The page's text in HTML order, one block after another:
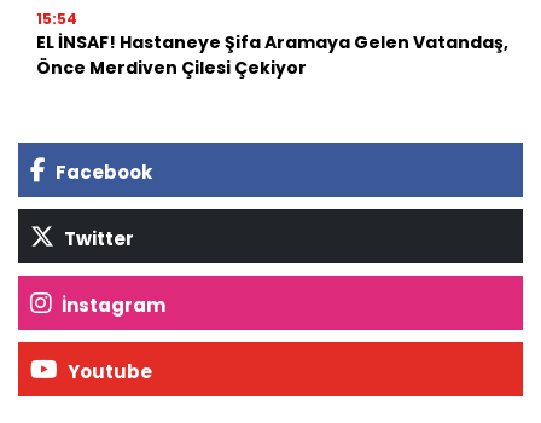
15:54
EL İNSAF! Hastaneye Şifa Aramaya Gelen Vatandaş,
Önce Merdiven Çilesi Çekiyor
Facebook
Twitter
İnstagram
Youtube